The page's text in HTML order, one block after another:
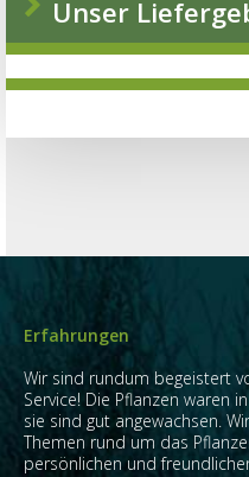
Unser
Erfahrungen
Wir sind rundum begeistert
Service! Die Pflanzen waren
sie sind gut angewachsen.
Themen rund um das
persönlichen und